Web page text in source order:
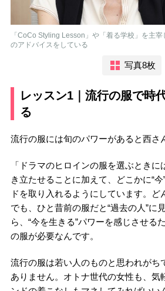
「CoCo Styling Lesson」や「着る学校」を主
のアドバイスをしている
写真8枚
レッスン1｜流行の服で時
る
流行の服には旬のパワーがあると西さ
「ドラマのヒロインの服を選ぶときに
き立たせることに加えて、どこかに“
ドを取り入れるようにしています。ど
でも、ひと昔前の服だと“過去の人”に
ら、“今を生きる”パワーを感じさせる
の服が必要なんです。
流行の服は若い人のものと思われがち
ありません。オトナ世代の女性も、気